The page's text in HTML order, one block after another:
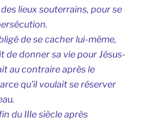
lieux souterrains, pour se
de se cacher lui-même,
de donner sa vie pour Jésus-
au contraire après le
qu’il voulait se réserver
du IIIe siècle après